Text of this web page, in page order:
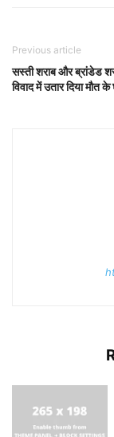
Previous article
सस्ती शराब और ब्रांडेड
विवाद में उतार दिया मौत के